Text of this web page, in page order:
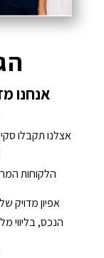
אנחנו
אצלנו תקבלו
הלקוחות
אפיון מדויק
הנכס, בליווי